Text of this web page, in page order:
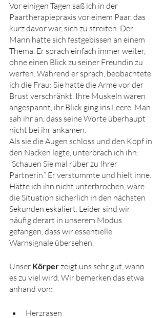
Vor einigen Tagen saß ich in der
Paartherapiepraxis vor einem Paar, das
kurz davor war, sich zu streiten. Der
Mann hatte sich festgebissen an einem
Thema. Er sprach einfach immer weiter,
ohne einen Blick zu seiner Freundin zu
werfen. Während er sprach, beobachtete
ich die Frau: Sie hatte die Arme vor der
Brust verschränkt. Ihre Muskeln waren
angespannt, ihr Blick ging ins Leere. Man
sah ihr an, dass seine Worte überhaupt
nicht bei ihr ankamen.
Als sie die Augen schloss und den Kopf in
den Nacken legte, unterbrach ich ihn:
“Schauen Sie mal rüber zu Ihrer
Partnerin.” Er verstummte und hielt inne.
Hätte ich ihn nicht unterbrochen, wäre
die Situation sicherlich in den nächsten
Sekunden eskaliert. Leider sind wir
häufig derart in unserem Modus
gefangen, dass wir essentielle
Warnsignale übersehen.
Unser Körper zeigt uns sehr gut, wann
es zu viel wird. Wir bemerken das etwa
anhand von:
Herzrasen